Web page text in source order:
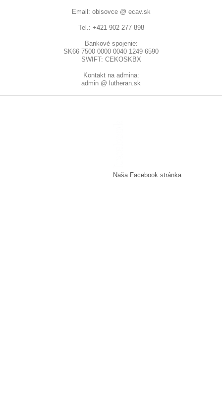
Email: obisovce @ ecav.sk
Tel.: +421 902 277 898
Bankové spojenie:
SK66 7500 0000 0040 1249 6590
SWIFT: CEKOSKBX
Kontakt na admina:
admin @ lutheran.sk
Naša Facebook stránka